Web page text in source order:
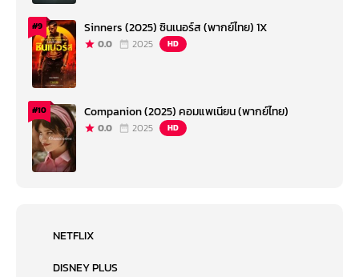
#9 Sinners (2025) ซินเนอร์ส (พากย์ไทย) 1X
0.0 2025 HD
#10 Companion (2025) คอมแพเนียน (พากย์ไทย)
0.0 2025 HD
NETFLIX
DISNEY PLUS